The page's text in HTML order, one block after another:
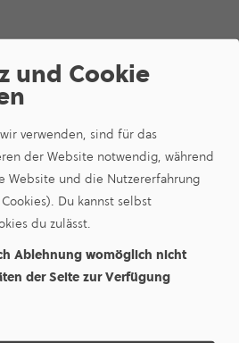
und Cookie
verwenden, sind für das
der Website notwendig, während
Website und die Nutzererfahrung
Du kannst selbst
du zulässt.
Ablehnung womöglich nicht
der Seite zur Verfügung